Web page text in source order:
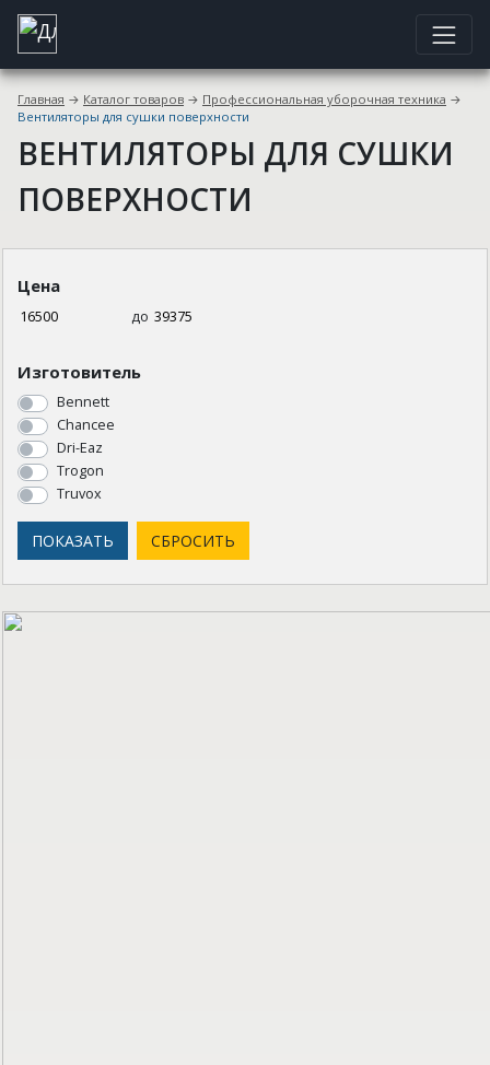
Главная → Каталог товаров → Профессиональная уборочная техника →
Вентиляторы для сушки поверхности
ВЕНТИЛЯТОРЫ ДЛЯ СУШКИ
ПОВЕРХНОСТИ
Цена
до
Изготовитель
Bennett
Chancee
Dri-Eaz
Trogon
Truvox